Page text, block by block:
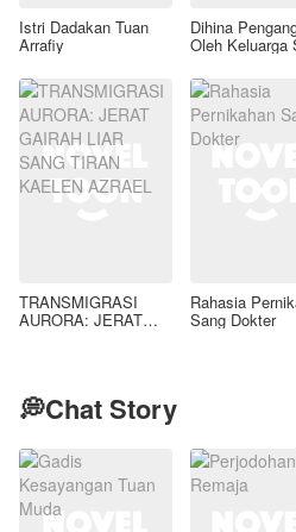
Istri Dadakan Tuan
Arrafiy
Dihina
Oleh Keluarga
Raya!
TRANSMIGRASI
AURORA: JERAT
Rahasia
Sang Dokter
💭Chat Story